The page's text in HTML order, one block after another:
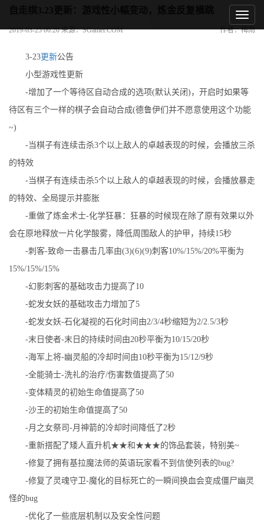
2019-03-25 06:20 来源：SGamer.COM 作者：梅雨
3-23更新公告
小型游戏性更新
-增加了一个等待区自动合成的选项(默认关闭)，开启时如果等
待区有三个一样的棋子会自动合成(德鲁伊们并不愿意使用这个功能
~)
-当棋子有连续击杀3个以上敌人的卓越表现的时候，会播放三杀
的特效
-当棋子有连续击杀5个以上敌人的卓越表现的时候，会播放暴走
的特效、全局提示并膨胀
-重做了炼金术士-化学狂暴：狂暴的时候现在除了原有效果以外
会在原地释放一片化学酸雾，降低周围敌人的护甲，持续15秒
-刺客-致命一击暴击几率由(3)(6)(9)刺客10%/15%/20%平衡为
15%/15%/15%
-幻影刺客的基础攻击力提高了10
-蛇发女妖的基础攻击力增加了5
-蛇发女妖-石化凝视的石化时间由2/3/4秒缩短为2/2.5/3秒
-末日使者-末日的持续时间由20秒平衡为10/15/20秒
-海军上将-幽灵船的冷却时间由10秒平衡为15/12/9秒
-全能骑士-洗礼的治疗/伤害数值提高了50
-变体精灵的初始生命值提高了50
-沙王的初始生命值提高了50
-月之女祭司-月神箭的冷却时间降低了2秒
-重新搭配了矮人直升机★★和★★★的饰品套装，特别美~
-修复了拥有基拉魔法师的英语玩家看不到信使列表的bug?
-修复了灵魂守卫-魔化的目标死亡的一瞬间换血会变成僵尸幽灵
怪的bug
-优化了一些底层机制以及安全性问题